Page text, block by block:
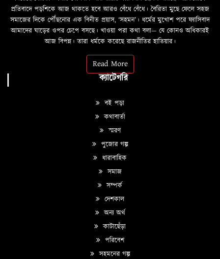
প্রতিবাদে পড়শিকে আজ থাকতে হবে আরও বেঁধে বেঁধে। বৈরিতা মুছে ফেলে সহজ
সমাজের দিকে পৌঁছনোর এক বিনীত প্রয়াস, ‘সহমন’। ধর্মের মুখোশ পরে ফ্যাসিবাদ
আমাদের ঘাড়ের ওপর চেপে বসছে। খাওয়া পরা কথা বলা—­­ যে কোনও অধিকারই
আজ বিপন্ন। তারা ধর্মকে করেছে রাজনীতির হাতিয়ার।
Read More
ক্যাটেগরি
বই পড়া
কথাবার্তা
স্মরণ
পুজোর গল্প
ধারাবাহিক
সমাজ
সম্পর্ক
দেশকাল
অন্য অর্থ
কাটাছেঁড়া
পরিবেশ
সহমনের গল্প